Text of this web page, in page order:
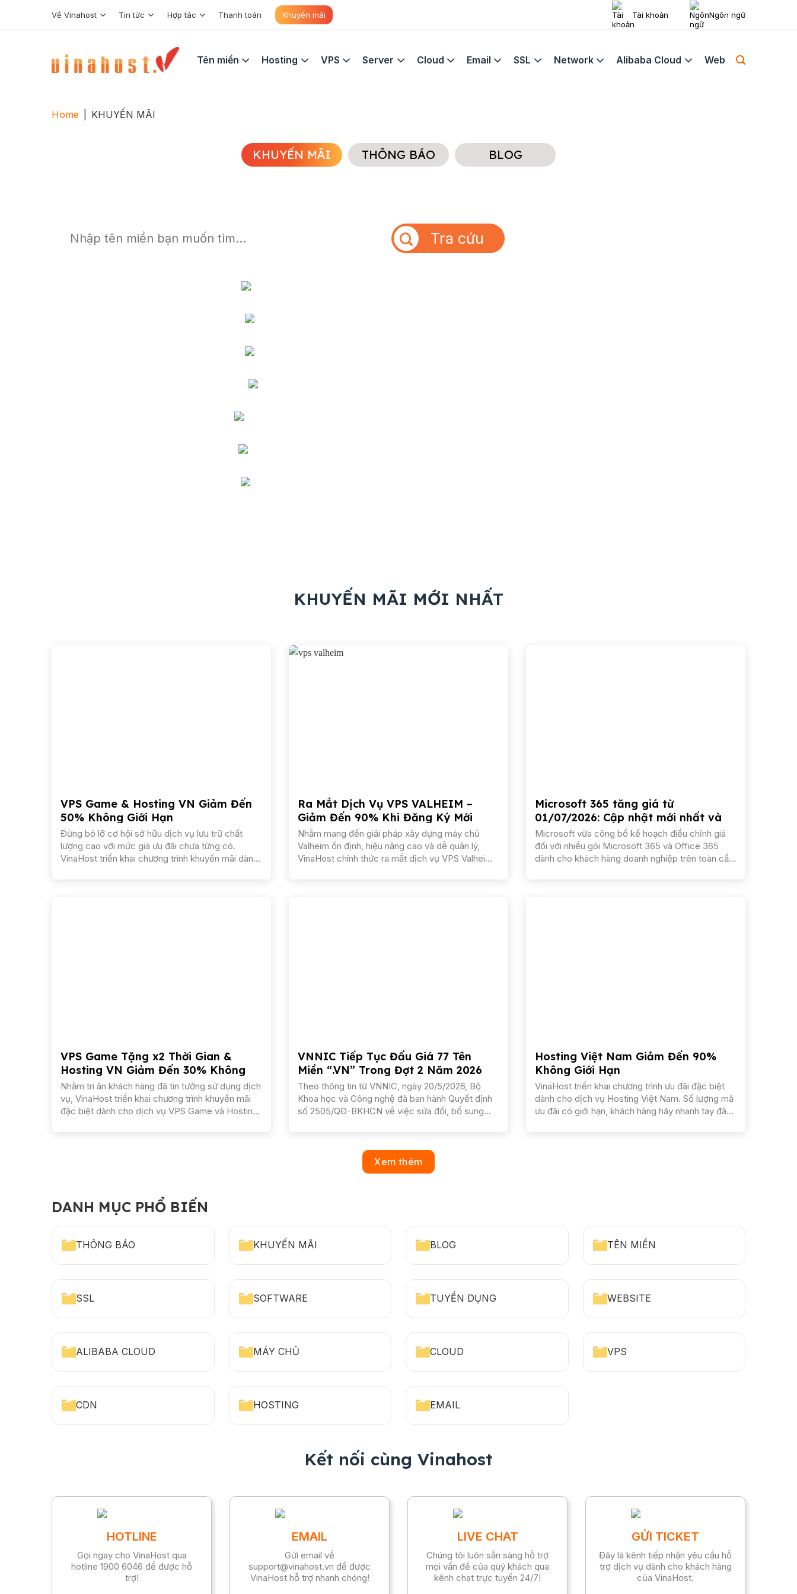
Về Vinahost Tin tức Hợp tác Thanh toán Khuyến mãi Tài khoản Ngôn ngữ
Tên miền Hosting VPS Server Cloud Email SSL Network Alibaba Cloud Web
Home KHUYẾN MÃI
KHUYẾN MÃI THÔNG BÁO BLOG
Tra cứu
KHUYẾN MÃI MỚI NHẤT
VPS Game & Hosting VN Giảm Đến
50% Không Giới Hạn
Đừng bỏ lỡ cơ hội sở hữu dịch vụ lưu trữ chất
lượng cao với mức giá ưu đãi chưa từng có.
VinaHost triển khai chương trình khuyến mãi dành
Ra Mắt Dịch Vụ VPS VALHEIM –
Giảm Đến 90% Khi Đăng Ký Mới
Nhằm mang đến giải pháp xây dựng máy chủ
Valheim ổn định, hiệu năng cao và dễ quản lý,
VinaHost chính thức ra mắt dịch vụ VPS Valheim.
Microsoft 365 tăng giá từ
01/07/2026: Cập nhật mới nhất và
giải pháp tối ưu cho doanh nghiệp
Microsoft vừa công bố kế hoạch điều chỉnh giá
đối với nhiều gói Microsoft 365 và Office 365
dành cho khách hàng doanh nghiệp trên toàn cầu,
VPS Game Tặng x2 Thời Gian &
Hosting VN Giảm Đến 30% Không
Giới Hạn
Nhằm tri ân khách hàng đã tin tưởng sử dụng dịch
vụ, VinaHost triển khai chương trình khuyến mãi
đặc biệt dành cho dịch vụ VPS Game và Hosting
VNNIC Tiếp Tục Đấu Giá 77 Tên
Miền “.VN” Trong Đợt 2 Năm 2026
Theo thông tin từ VNNIC, ngày 20/5/2026, Bộ
Khoa học và Công nghệ đã ban hành Quyết định
số 2505/QĐ-BKHCN về việc sửa đổi, bổ sung
Hosting Việt Nam Giảm Đến 90%
Không Giới Hạn
VinaHost triển khai chương trình ưu đãi đặc biệt
dành cho dịch vụ Hosting Việt Nam. Số lượng mã
ưu đãi có giới hạn, khách hàng hãy nhanh tay đăng
Xem thêm
DANH MỤC PHỔ BIẾN
THÔNG BÁO KHUYẾN MÃI BLOG TÊN MIỀN
SSL SOFTWARE TUYỂN DỤNG WEBSITE
ALIBABA CLOUD MÁY CHỦ CLOUD VPS
CDN HOSTING EMAIL
Kết nối cùng Vinahost
HOTLINE
Gọi ngay cho VinaHost qua
hotline 1900 6046 để được hỗ
trợ!
EMAIL
Gửi email về
support@vinahost.vn để được
VinaHost hỗ trợ nhanh chóng!
LIVE CHAT
Chúng tôi luôn sẵn sàng hỗ trợ
mọi vấn đề của quý khách qua
kênh chat trực tuyến 24/7!
GỬI TICKET
Đây là kênh tiếp nhận yêu cầu hỗ
trợ dịch vụ dành cho khách hàng
của VinaHost.